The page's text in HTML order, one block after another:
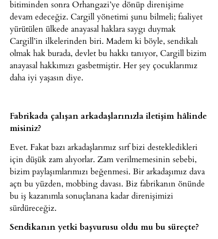
bitiminden sonra Orhangazi’ye dönüp direnişime
devam edeceğiz. Cargill yönetimi şunu bilmeli; faaliyet
yürütülen ülkede anayasal haklara saygı duymak
Cargill’in ilkelerinden biri. Madem ki böyle, sendikalı
olmak hak burada, devlet bu hakkı tanıyor, Cargill bizim
anayasal hakkımızı gasbetmiştir. Her şey çocuklarımız
daha iyi yaşasın diye.
Fabrikada çalışan arkadaşlarınızla iletişim hâlinde
misiniz?
Evet. Fakat bazı arkadaşlarımız sırf bizi destekledikleri
için düşük zam alıyorlar. Zam verilmemesinin sebebi,
bizim paylaşımlarımızı beğenmesi. Bir arkadaşımız dava
açtı bu yüzden, mobbing davası. Biz fabrikanın önünde
bu iş kazanımla sonuçlanana kadar direnişimizi
sürdüreceğiz.
Sendikanın yetki başvurusu oldu mu bu süreçte?